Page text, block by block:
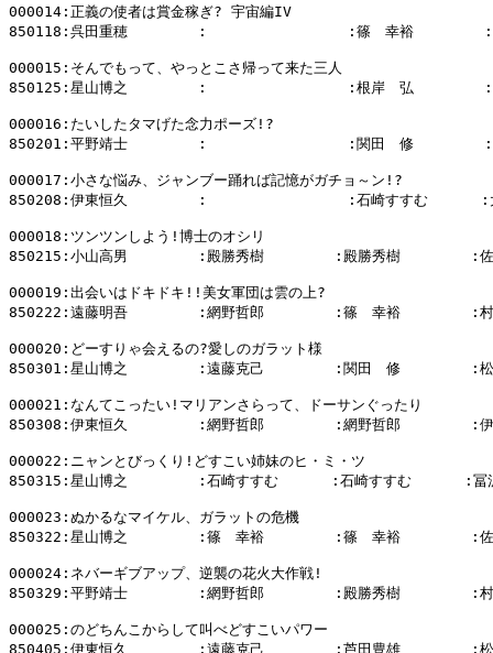
000014:正義の使者は賞金稼ぎ? 宇宙編IV
850118:呉田重穂        :                :篠　幸裕        :松
000015:そんでもって、やっとこさ帰って来た三人
850125:星山博之        :                :根岸　弘        :石
000016:たいしたタマげた念力ポーズ!?
850201:平野靖士        :                :関田　修        :富
000017:小さな悩み、ジャンブー踊れば記憶がガチョ～ン!?
850208:伊東恒久        :                :石崎すすむ      :大
000018:ツンツンしよう!博士のオシリ
850215:小山高男        :殿勝秀樹        :殿勝秀樹        :佐
000019:出会いはドキドキ!!美女軍団は雲の上?
850222:遠藤明吾        :網野哲郎        :篠　幸裕        :村
000020:どーすりゃ会えるの?愛しのガラット様
850301:星山博之        :遠藤克己        :関田　修        :松
000021:なんてこったい!マリアンさらって、ドーサンぐったり
850308:伊東恒久        :網野哲郎        :網野哲郎        :伊
000022:ニャンとびっくり!どすこい姉妹のヒ・ミ・ツ
850315:星山博之        :石崎すすむ      :石崎すすむ      :冨
000023:ぬかるなマイケル、ガラットの危機
850322:星山博之        :篠　幸裕        :篠　幸裕        :佐
000024:ネバーギブアップ、逆襲の花火大作戦!
850329:平野靖士        :網野哲郎        :殿勝秀樹        :村
000025:のどちんこからして叫べどすこいパワー
850405:伊東恒久        :遠藤克己        :芦田豊雄        :松